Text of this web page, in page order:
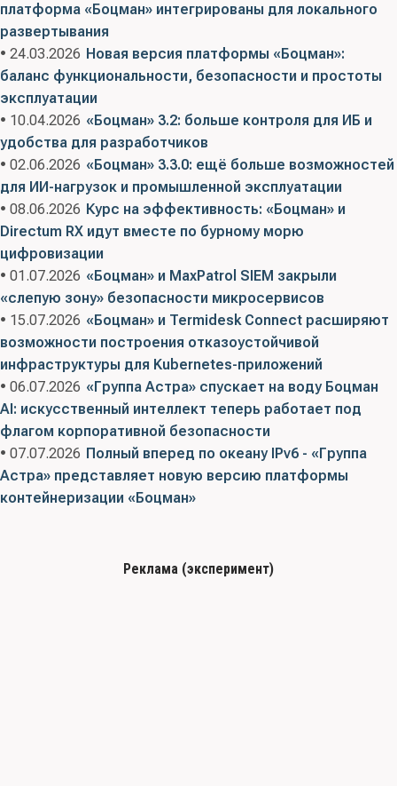
платформа «Боцман» интегрированы для локального
развертывания
• 24.03.2026 Новая версия платформы «Боцман»:
баланс функциональности, безопасности и простоты
эксплуатации
• 10.04.2026 «Боцман» 3.2: больше контроля для ИБ и
удобства для разработчиков
• 02.06.2026 «Боцман» 3.3.0: ещё больше возможностей
для ИИ-нагрузок и промышленной эксплуатации
• 08.06.2026 Курс на эффективность: «Боцман» и
Directum RX идут вместе по бурному морю
цифровизации
• 01.07.2026 «Боцман» и MaxPatrol SIEM закрыли
«слепую зону» безопасности микросервисов
• 15.07.2026 «Боцман» и Termidesk Connect расширяют
возможности построения отказоустойчивой
инфраструктуры для Kubernetes-приложений
• 06.07.2026 «Группа Астра» спускает на воду Боцман
AI: искусственный интеллект теперь работает под
флагом корпоративной безопасности
• 07.07.2026 Полный вперед по океану IPv6 - «Группа
Астра» представляет новую версию платформы
контейнеризации «Боцман»
Реклама (эксперимент)